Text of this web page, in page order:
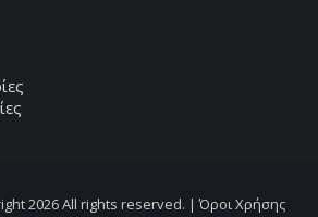
2026 All rights reserved. |Όροι Χρήσης